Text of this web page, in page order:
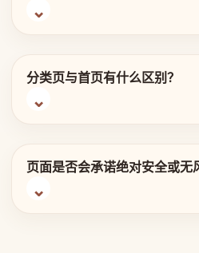
分类页与首页有什么区别？
页面是否会承诺绝对安全或无